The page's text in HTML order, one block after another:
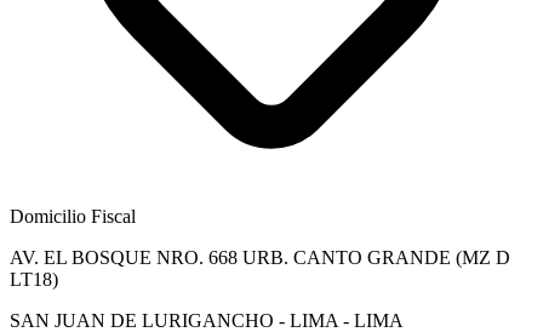
Domicilio Fiscal
AV. EL BOSQUE NRO. 668 URB. CANTO GRANDE (MZ D
LT18)
SAN JUAN DE LURIGANCHO - LIMA - LIMA